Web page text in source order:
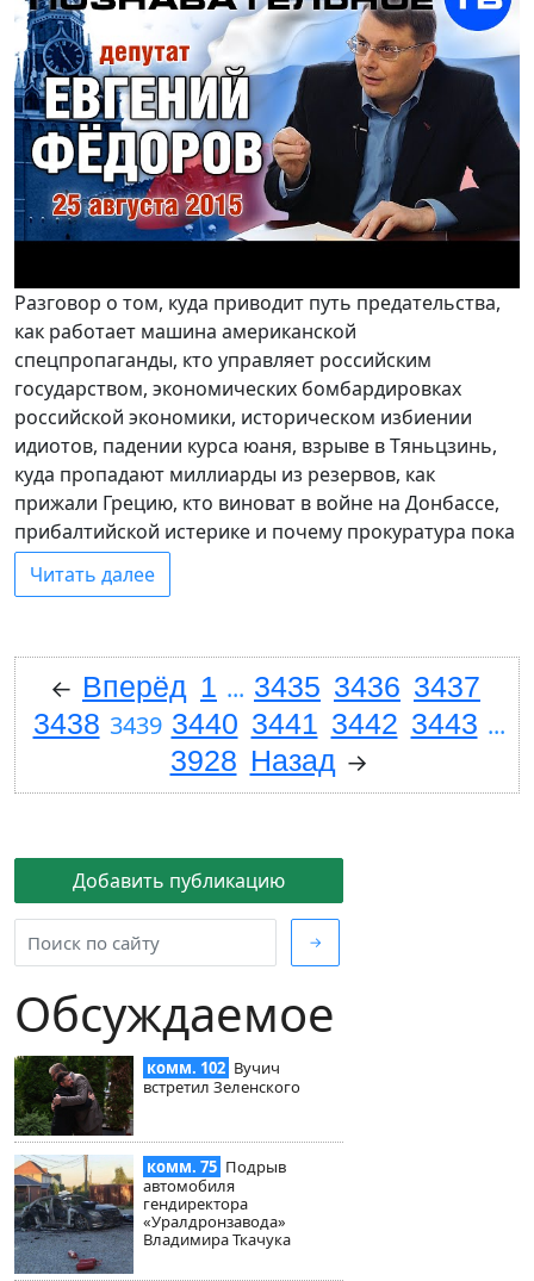
Добавить публикацию
→
Обсуждаемое
комм. 102 Вучич
встретил Зеленского
комм. 75 Подрыв
автомобиля
гендиректора
«Уралдронзавода»
Владимира Ткачука
Разговор о том, куда приводит путь предательства,
как работает машина американской
спецпропаганды, кто управляет российским
государством, экономических бомбардировках
российской экономики, историческом избиении
идиотов, падении курса юаня, взрыве в Тяньцзинь,
куда пропадают миллиарды из резервов, как
прижали Грецию, кто виноват в войне на Донбассе,
прибалтийской истерике и почему прокуратура пока
Читать далее
← Вперёд 1 ... 3435 3436 3437
3438 3439 3440 3441 3442 3443 ...
3928 Назад →